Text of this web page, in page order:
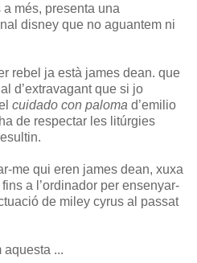
més, presenta una
disney que no aguantem ni
rebel ja està james dean. que
d’extravagant que si jo
cuidado con paloma d’emilio
de respectar les litúrgies
me qui eren james dean, xuxa
a l’ordinador per ensenyar-
de miley cyrus al passat
aquesta ...